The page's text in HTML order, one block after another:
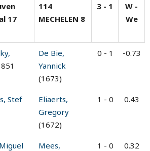
17
114
MECHELEN 8
3 - 1
W -
We
De Bie,
Yannick
(1673)
0 - 1 -0.73
Stef
Eliaerts,
Gregory
(1672)
1 - 0 0.43
Mees,
1 - 0 0.32